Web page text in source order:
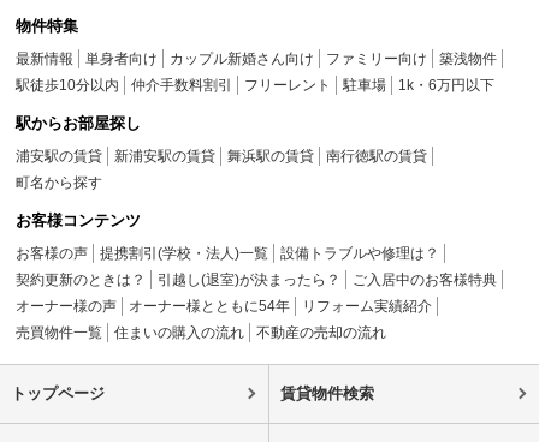
物件特集
最新情報 単身者向け カップル新婚さん向け ファミリー向け
築浅物件
駅徒歩10分以内
仲介手数料割引 フリーレント 駐車場 1k・6万円以下
駅からお部屋探し
浦安駅の賃貸 新浦安駅の賃貸 舞浜駅の賃貸
南行徳駅の賃貸
町名から探す
お客様コンテンツ
お客様の声 提携割引(学校・法人)一覧
設備トラブルや修理は？
契約更新のときは？
引越し(退室)が決まったら？
ご入居中のお客様特典
オーナー様の声
オーナー様とともに54年
リフォーム実績紹介
売買物件一覧
住まいの購入の流れ 不動産の売却の流れ
トップページ 賃貸物件検索